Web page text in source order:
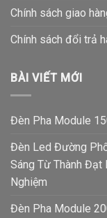
Chính sách giao
Chính sách đổi trả
BÀI VIẾT MỚI
Đèn Pha Module
Đèn Led Đường
Sáng Từ Thành Đạt
Nghiệm
Đèn Pha Module